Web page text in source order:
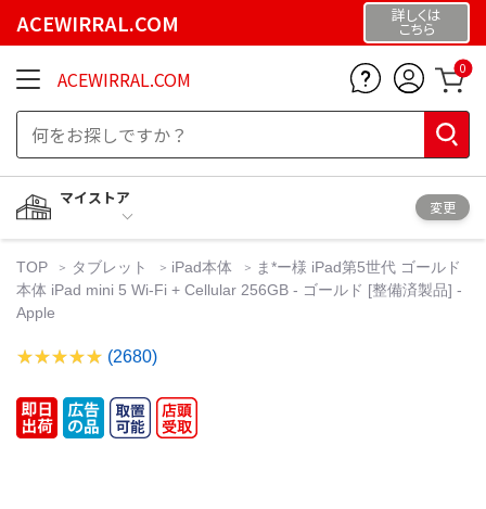
ACEWIRRAL.COM 詳しくは
こちら
ACEWIRRAL.COM 0
マイストア
変更
TOP タブレット iPad本体
ま*ー様 iPad第5世代 ゴールド
本体 iPad mini 5 Wi-Fi + Cellular 256GB - ゴールド [整備済製品] -
Apple
(2680)